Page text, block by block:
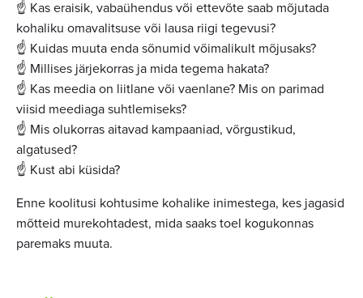
☝️ Kas eraisik, vabaühendus või ettevõte saab mõjutada
kohaliku omavalitsuse või lausa riigi tegevusi?
☝️ Kuidas muuta enda sõnumid võimalikult mõjusaks?
☝️ Millises järjekorras ja mida tegema hakata?
☝️ Kas meedia on liitlane või vaenlane? Mis on parimad
viisid meediaga suhtlemiseks?
☝️ Mis olukorras aitavad kampaaniad, võrgustikud,
algatused?
☝️ Kust abi küsida?
Enne koolitusi kohtusime kohalike inimestega, kes jagasid
mõtteid murekohtadest, mida saaks toel kogukonnas
paremaks muuta.